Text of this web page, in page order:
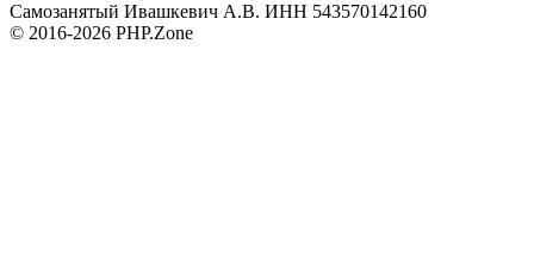
Самозанятый Ивашкевич А.В. ИНН 543570142160
© 2016-2026 PHP.Zone